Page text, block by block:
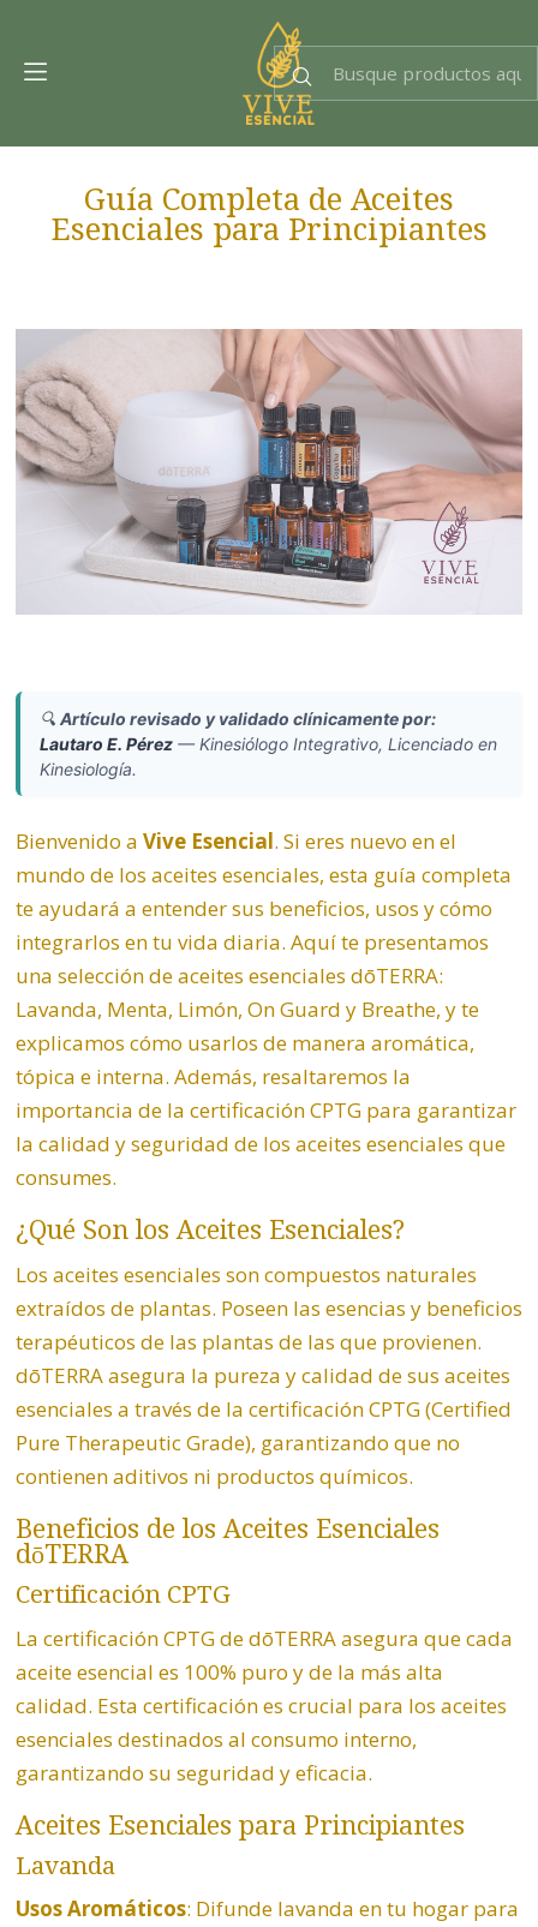
Guía Completa de Aceites
Esenciales para Principiantes
🔍 Artículo revisado y validado clínicamente por:
Lautaro E. Pérez—Kinesiólogo Integrativo, Licenciado en
Kinesiología.
Bienvenido a Vive Esencial. Si eres nuevo en el
mundo de los aceites esenciales, esta guía completa
te ayudará a entender sus beneficios, usos y cómo
integrarlos en tu vida diaria. Aquí te presentamos
una selección de aceites esenciales dōTERRA:
Lavanda, Menta, Limón, On Guard y Breathe, y te
explicamos cómo usarlos de manera aromática,
tópica e interna. Además, resaltaremos la
importancia de la certificación CPTG para garantizar
la calidad y seguridad de los aceites esenciales que
consumes.
¿Qué Son los Aceites Esenciales?
Los aceites esenciales son compuestos naturales
extraídos de plantas. Poseen las esencias y beneficios
terapéuticos de las plantas de las que provienen.
dōTERRA asegura la pureza y calidad de sus aceites
esenciales a través de la certificación CPTG (Certified
Pure Therapeutic Grade), garantizando que no
contienen aditivos ni productos químicos.
Beneficios de los Aceites Esenciales
dōTERRA
Certificación CPTG
La certificación CPTG de dōTERRA asegura que cada
aceite esencial es 100% puro y de la más alta
calidad. Esta certificación es crucial para los aceites
esenciales destinados al consumo interno,
garantizando su seguridad y eficacia.
Aceites Esenciales para Principiantes
Lavanda
Usos Aromáticos: Difunde lavanda en tu hogar para
Dra. EsencIAl
Experta en bienestar